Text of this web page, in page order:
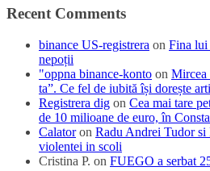
Recent Comments
binance US-registrera on Fina lui
nepoții
"oppna binance-konto on Mircea
ta”. Ce fel de iubită își dorește
Registrera dig on Cea mai tare
de 10 milioane de euro, în
Calatoron Radu Andrei Tudor
violentei in scoli
Cristina P. on FUEGO a serbat